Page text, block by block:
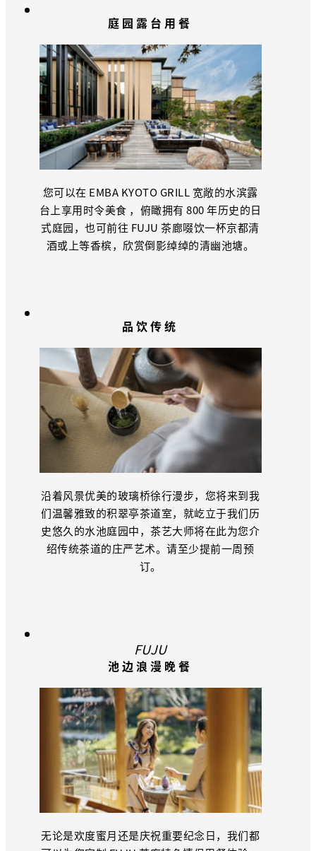
庭园露台用餐
您可以在 EMBA KYOTO GRILL 宽敞的水滨露
台上享用时令美食 ，俯瞰拥有 800 年历史的日
式庭园，也可前往 FUJU 茶廊啜饮一杯京都清
酒或上等香槟，欣赏倒影绰绰的清幽池塘。
品饮传统
沿着风景优美的玻璃桥徐行漫步，您将来到我
们温馨雅致的积翠亭茶道室，就屹立于我们历
史悠久的水池庭园中，茶艺大师将在此为您介
绍传统茶道的庄严艺术。请至少提前一周预
订。
FUJU
池边浪漫晚餐
无论是欢度蜜月还是庆祝重要纪念日，我们都